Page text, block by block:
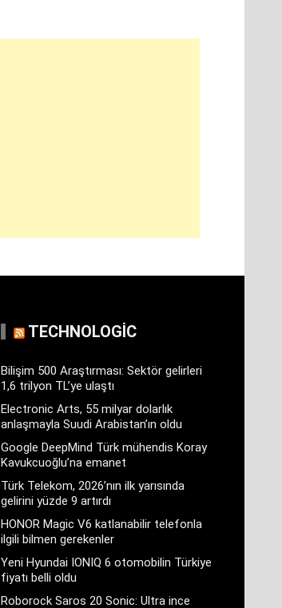
TECHNOLOGIC
Bilişim 500 Araştırması: Sektör gelirleri
1,6 trilyon TL’ye ulaştı
Electronic Arts, 55 milyar dolarlık
anlaşmayla Suudi Arabistan’ın oldu
Google DeepMind Türk mühendis Koray
Kavukcuoğlu’na emanet
Türk Telekom, 2026’nın ilk yarısında
gelirini yüzde 9 artırdı
HONOR Magic V6 katlanabilir telefonla
ilgili bilmen gerekenler
Yeni Hyundai IONIQ 6 otomobilin Türkiye
fiyatı belli oldu
Roborock Saros 20 Sonic: Ultra ince